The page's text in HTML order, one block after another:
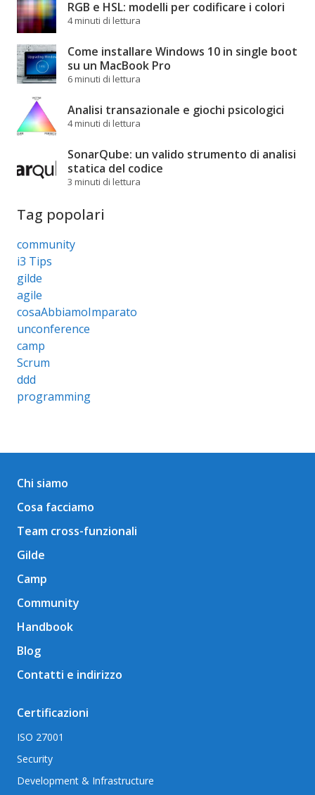
RGB e HSL: modelli per codificare i colori
4 minuti di lettura
Come installare Windows 10 in single boot
su un MacBook Pro
6 minuti di lettura
Analisi transazionale e giochi psicologici
4 minuti di lettura
SonarQube: un valido strumento di analisi
statica del codice
3 minuti di lettura
Tag popolari
community
i3 Tips
gilde
agile
cosaAbbiamoImparato
unconference
camp
Scrum
ddd
programming
Chi siamo
Cosa facciamo
Team cross-funzionali
Gilde
Camp
Community
Handbook
Blog
Contatti e indirizzo
Certificazioni
ISO 27001
Security
Development & Infrastructure